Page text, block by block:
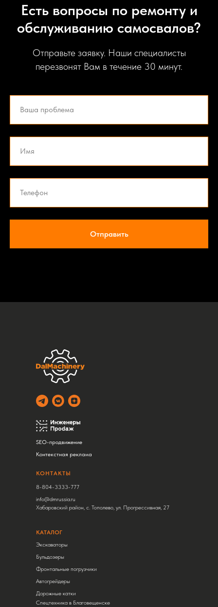
Есть вопросы по ремонту и
обслуживанию самосвалов?
Отправьте заявку. Наши специалисты
перезвонят Вам в течение 30 минут.
Отправить
Экскаваторы
Бульдозеры
Фронтальные погрузчики
Автогрейдеры
Дорожные катки
Спецтехника в Благовещенске
КАТАЛОГ
SEO-продвижение
Контекстная реклама
8-804-3333-777
info@dmrussia.ru
Хабаровский район, с. Тополево, ул. Прогрессивная, 27
КОНТАКТЫ